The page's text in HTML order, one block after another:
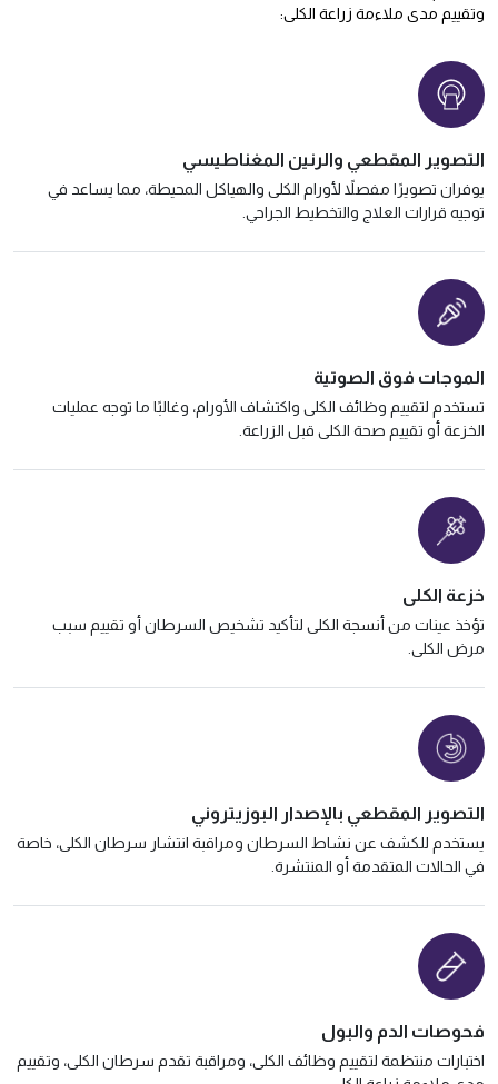
وتقييم مدى ملاءمة زراعة الكلى:
التصوير المقطعي والرنين المغناطيسي
يوفران تصويرًا مفصلاً لأورام الكلى والهياكل المحيطة، مما يساعد في
توجيه قرارات العلاج والتخطيط الجراحي.
الموجات فوق الصوتية
تستخدم لتقييم وظائف الكلى واكتشاف الأورام، وغالبًا ما توجه عمليات
الخزعة أو تقييم صحة الكلى قبل الزراعة.
خزعة الكلى
تؤخذ عينات من أنسجة الكلى لتأكيد تشخيص السرطان أو تقييم سبب
مرض الكلى.
التصوير المقطعي بالإصدار البوزيتروني
يستخدم للكشف عن نشاط السرطان ومراقبة انتشار سرطان الكلى، خاصة
في الحالات المتقدمة أو المنتشرة.
فحوصات الدم والبول
اختبارات منتظمة لتقييم وظائف الكلى، ومراقبة تقدم سرطان الكلى، وتقييم